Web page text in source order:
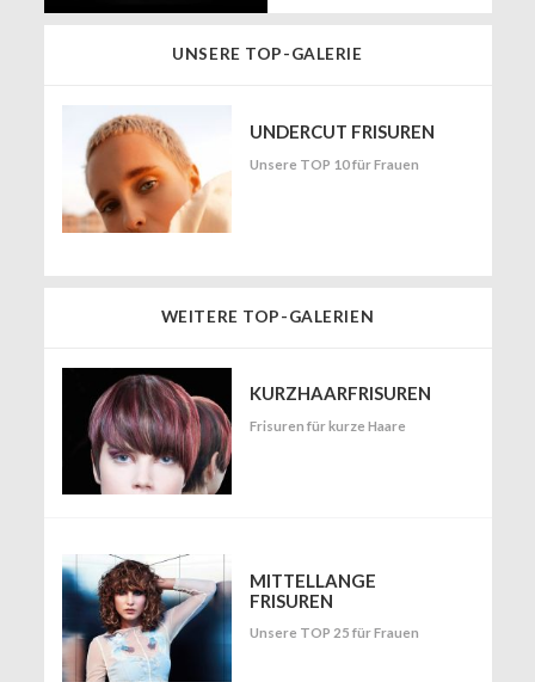
UNSERE TOP-GALERIE
UNDERCUT FRISUREN
Unsere TOP 10 für Frauen
WEITERE TOP-GALERIEN
KURZHAARFRISUREN
Frisuren für kurze Haare
MITTELLANGE
FRISUREN
Unsere TOP 25 für Frauen